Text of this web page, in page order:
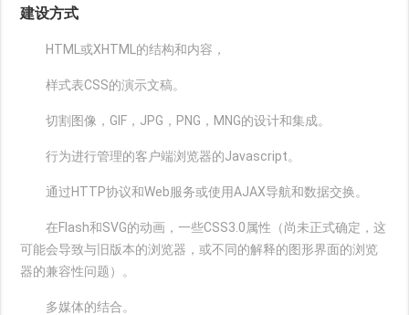
建设方式
HTML或XHTML的结构和内容，
样式表CSS的演示文稿。
切割图像，GIF，JPG，PNG，MNG的设计和集成。
行为进行管理的客户端浏览器的Javascript。
通过HTTP协议和Web服务或使用AJAX导航和数据交换。
在Flash和SVG的动画，一些CSS3.0属性（尚未正式确定，这
可能会导致与旧版本的浏览器，或不同的解释的图形界面的浏览
器的兼容性问题）。
多媒体的结合。